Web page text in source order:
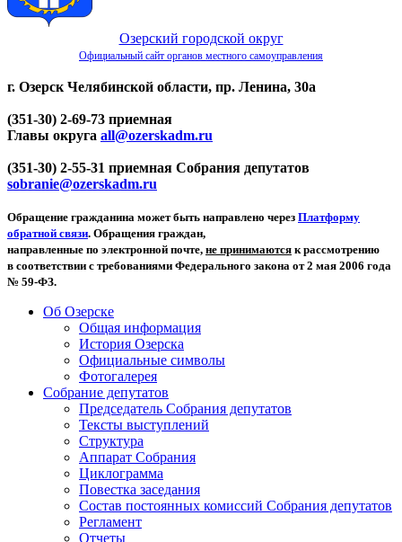
Озерский городской округ
Официальный сайт органов местного самоуправления
г. Озерск Челябинской области, пр. Ленина, 30а
(351-30) 2-69-73 приемная
Главы округа all@ozerskadm.ru
(351-30) 2-55-31 приемная Собрания депутатов
sobranie@ozerskadm.ru
Обращение гражданина может быть направлено через Платформу
обратной связи. Обращения граждан,
направленные по электронной почте, не принимаются к рассмотрению
в соответствии с требованиями Федерального закона от 2 мая 2006 года
№ 59-ФЗ.
Об Озерске
Общая информация
История Озерска
Официальные символы
Фотогалерея
Собрание депутатов
Председатель Собрания депутатов
Тексты выступлений
Структура
Аппарат Собрания
Циклограмма
Повестка заседания
Состав постоянных комиссий Собрания депутатов
Регламент
Отчеты